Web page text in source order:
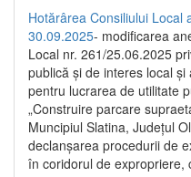
Hotărârea Consiliului Local
30.09.2025- modificarea
Local nr. 261/25.06.2025
publică şi de interes local
pentru lucrarea de utilitate
„Construire parcare
Muncipiul Slatina, Judeţul
declanşarea procedurii de
în coridorul de expropriere,